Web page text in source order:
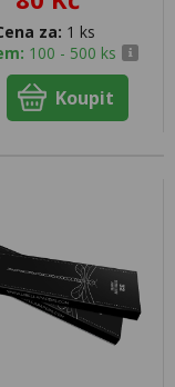
za: 1 ks
100 - 500 ks